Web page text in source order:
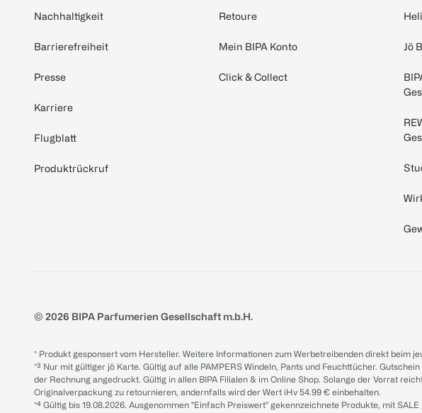
Nachhaltigkeit
Barrierefreiheit
Presse
Karriere
Flugblatt
Produktrückruf
Retoure
Mein BIPA Konto
Click & Collect
Jö
© 2026 BIPA Parfumerien Gesellschaft m.b.H.
* Produkt gesponsert vom Hersteller. Weitere Informationen zum Werbetreibenden direkt beim
*³ Nur mit gültiger jö Karte. Gültig auf alle PAMPERS Windeln, Pants und Feuchttücher.
der Rechnung angedruckt. Gültig in allen BIPA Filialen & im Online Shop. Solange der Vorrat
Originalverpackung zu retournieren, andernfalls wird der Wert iHv 54.99 € einbehalten.
*⁴ Gültig bis 19.08.2026. Ausgenommen "Einfach Preiswert" gekennzeichnete Produkte, mit